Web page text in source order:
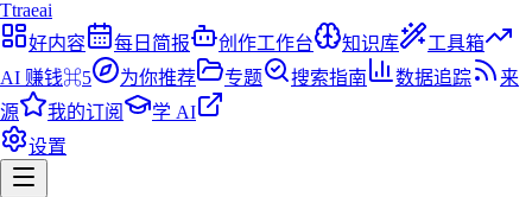
Ttraeai
好内容
每日简报 创作工作台 知识库
工具箱
AI 赚钱⌘5 为你推荐 专题 搜索指南 数据追踪
来
源
我的订阅
学 AI
设置